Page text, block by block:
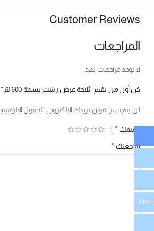
Customer Reviews
المراجعات
لا توجد مراجعات بعد.
كن أول من يقيم “ثلاجة عرض زينيت بسعة 600 لتر”
لن يتم نشر عنوان بريدك الإلكتروني. الحقول
تقييمك *
مراجعتك *